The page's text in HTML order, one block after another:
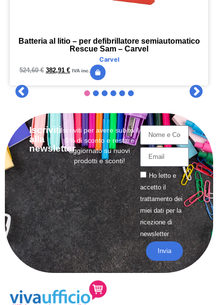
Batteria al litio – per defibrillatore semiautomatico
Rescue Sam – Carvel
Carvel
524,60€ 382,91 € IVA inc.
Iscriviti
alla
newsletter
Iscriviti per avere subito il
5% di sconto e restare
aggiornato su nuovi
prodotti e sconti!
Ho letto e
accetto il
trattamentodei
miei dati per la
ricezione di
newsletter
Invia